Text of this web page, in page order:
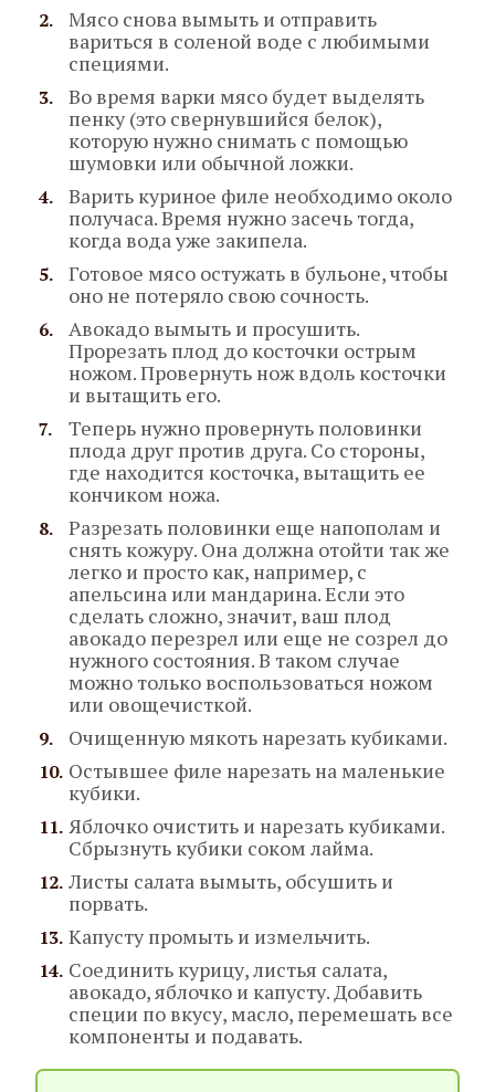
Мясо снова вымыть и отправить
вариться в соленой воде с любимыми
специями.
Во время варки мясо будет выделять
пенку (это свернувшийся белок),
которую нужно снимать с помощью
шумовки или обычной ложки.
Варить куриное филе необходимо около
получаса. Время нужно засечь тогда,
когда вода уже закипела.
Готовое мясо остужать в бульоне, чтобы
оно не потеряло свою сочность.
Авокадо вымыть и просушить.
Прорезать плод до косточки острым
ножом. Провернуть нож вдоль косточки
и вытащить его.
Теперь нужно провернуть половинки
плода друг против друга. Со стороны,
где находится косточка, вытащить ее
кончиком ножа.
Разрезать половинки еще напополам и
снять кожуру. Она должна отойти так же
легко и просто как, например, с
апельсина или мандарина. Если это
сделать сложно, значит, ваш плод
авокадо перезрел или еще не созрел до
нужного состояния. В таком случае
можно только воспользоваться ножом
или овощечисткой.
Очищенную мякоть нарезать кубиками.
Остывшее филе нарезать на маленькие
кубики.
Яблочко очистить и нарезать кубиками.
Сбрызнуть кубики соком лайма.
Листы салата вымыть, обсушить и
порвать.
Капусту промыть и измельчить.
Соединить курицу, листья салата,
авокадо, яблочко и капусту. Добавить
специи по вкусу, масло, перемешать все
компоненты и подавать.